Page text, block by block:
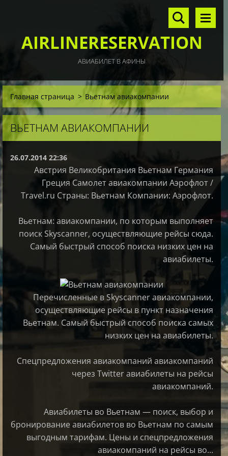
AIRLINERESERVATION
АВИАБИЛЕТ В АФИНЫ
Главная страница > Вьетнам авиакомпании
ВЬЕТНАМ АВИАКОМПАНИИ
26.07.2014 22:36
Австрия Великобритания Вьетнам Германия
Греция Самолет авиакомпании Аэрофлот /
Travel.ru Страны: Вьетнам Компании: Аэрофлот.
Вьетнам: авиакомпании, по которым выполняет
поиск Skyscanner, осуществляющие рейсы сюда.
Самый быстрый способ поиска низких цен на
авиабилеты.
Перечисленные в Skyscanner авиакомпании,
осуществляющие рейсы в пункт назначения
Вьетнам. Самый быстрый способ поиска самых
низких цен на авиабилеты.
Спецпредложения авиакомпаний авиакомпаний
через Twitter авиабилеты на рейсы
авиакомпаний.
Авиабилеты во Вьетнам — поиск, выбор и
бронирование авиабилетов во Вьетнам по самым
выгодным тарифам. Цены и спецпредложения
авиакомпаний на рейсы во...